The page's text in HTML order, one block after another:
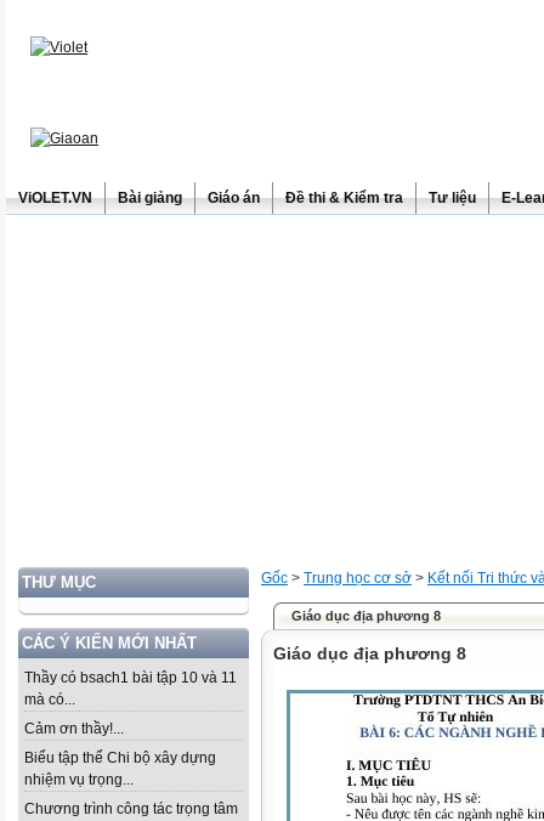
ViOLET.VN Bài giảng Giáo án Đề thi & Kiểm tra Tư liệu E-
THƯ MỤC
CÁC Ý KIẾN MỚI NHẤT
Thầy có bsach1 bài tập 10 và 11
mà có...
Cảm ơn thầy!...
Biểu tập thể Chi bộ xây dựng
nhiệm vụ trọng...
Chương trình công tác trọng tâm
Gốc > Trung học cơ sở > Kết nối Tri thức
Giáo dục địa phương 8
Giáo dục địa phương 8